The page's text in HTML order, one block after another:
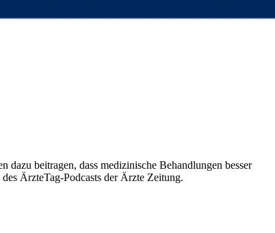
beitragen, dass medizinische Behandlungen besser
ÄrzteTag-Podcasts der Ärzte Zeitung.